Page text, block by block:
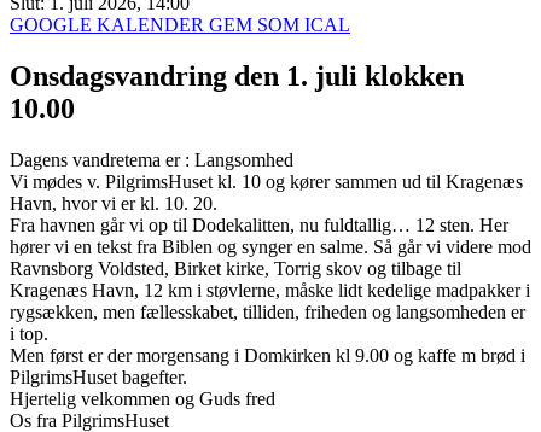
GOOGLE KALENDER GEM SOM ICAL
Onsdagsvandring den 1. juli klokken
10.00
Dagens vandretema er : Langsomhed
Vi mødes v. PilgrimsHuset kl. 10 og kører sammen ud til Kragenæs
Havn, hvor vi er kl. 10. 20.
Fra havnen går vi op til Dodekalitten, nu fuldtallig… 12 sten. Her
hører vi en tekst fra Biblen og synger en salme. Så går vi videre mod
Ravnsborg Voldsted, Birket kirke, Torrig skov og tilbage til
Kragenæs Havn, 12 km i støvlerne, måske lidt kedelige madpakker i
rygsækken, men fællesskabet, tilliden, friheden og langsomheden er
i top.
Men først er der morgensang i Domkirken kl 9.00 og kaffe m brød i
PilgrimsHuset bagefter.
Hjertelig velkommen og Guds fred
Os fra PilgrimsHuset